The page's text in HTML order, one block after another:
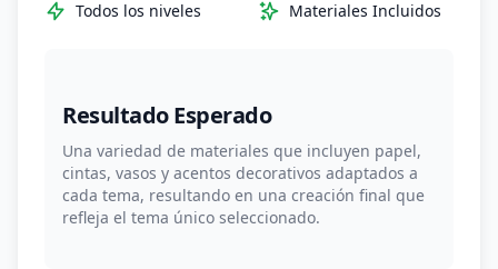
Todos los niveles
Materiales Incluidos
Resultado Esperado
Una variedad de materiales que incluyen papel,
cintas, vasos y acentos decorativos adaptados a
cada tema, resultando en una creación final que
refleja el tema único seleccionado.